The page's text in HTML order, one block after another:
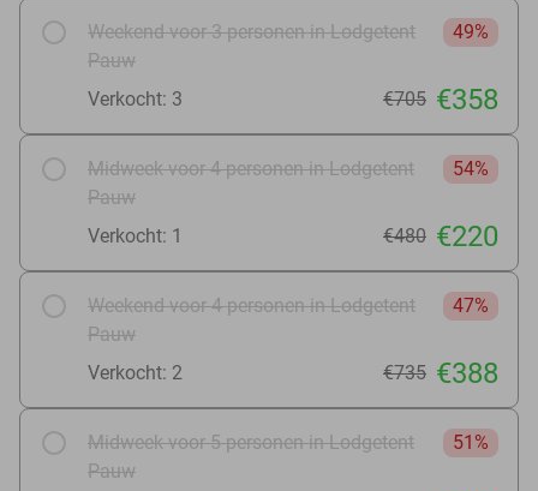
Weekend voor 3 personen in Lodgetent
Pauw
49%
Verkocht: 3 €705 €358
Midweek voor 4 personen in Lodgetent
Pauw
54%
Verkocht: 1 €480 €220
Weekend voor 4 personen in Lodgetent
Pauw
47%
Verkocht: 2 €735 €388
Midweek voor 5 personen in Lodgetent
Pauw
51%